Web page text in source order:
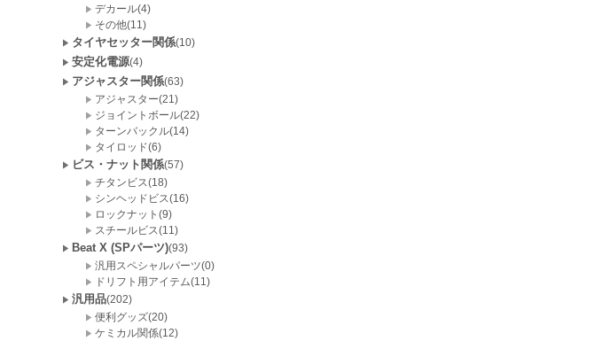
デカール(4)
その他(11)
タイヤセッター関係(10)
安定化電源(4)
アジャスター関係(63)
アジャスター(21)
ジョイントボール(22)
ターンバックル(14)
タイロッド(6)
ビス・ナット関係(57)
チタンビス(18)
シンヘッドビス(16)
ロックナット(9)
スチールビス(11)
Beat X (SPパーツ)(93)
汎用スペシャルパーツ(0)
ドリフト用アイテム(11)
汎用品(202)
便利グッズ(20)
ケミカル関係(12)